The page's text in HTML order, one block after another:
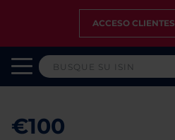
ACCESO CLIENTES
€100